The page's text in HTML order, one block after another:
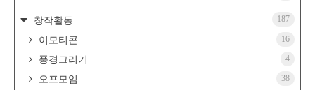
창작활동 187
이모티콘 16
풍경그리기 4
오프모임 38